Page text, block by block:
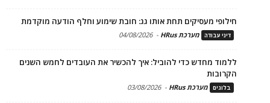
חילופי מעסיקים תחת אותו גג: חובת שימוע וחלף הודעה מוקדמת
דיני עבודה מערכת HRus -
04/08/2026
ללמוד מחדש כדי להוביל: איך להכשיר את העובדים לחמש השנים
הקרובות
בלוגים מערכת HRus -
03/08/2026